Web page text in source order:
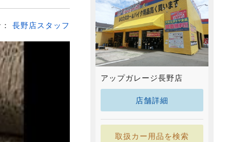
長野店スタッフ
アップガレージ長野店
店舗詳細
取扱カー用品を検索